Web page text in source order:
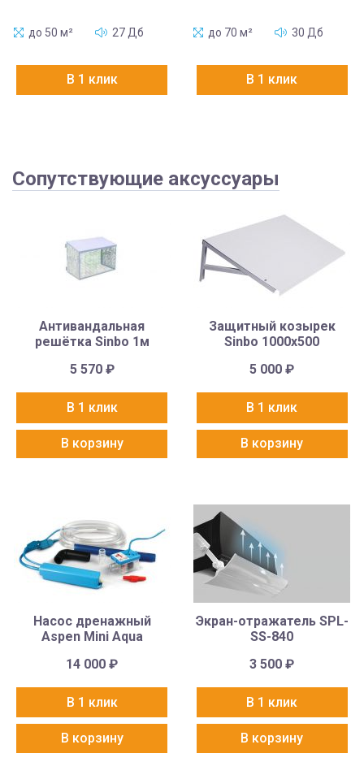
до 50 м² 27 Дб
В 1 клик
до 70 м² 30 Дб
В 1 клик
Сопутствующие аксуссуары
Антивандальная
решётка Sinbo 1м
5 570 ₽
В 1 клик
В корзину
Защитный козырек
Sinbo 1000х500
5 000₽
В 1 клик
В корзину
Насос дренажный
Aspen Mini Aqua
14 000₽
В 1 клик
В корзину
Экран-отражатель SPL-
SS-840
3 500₽
В 1 клик
В корзину